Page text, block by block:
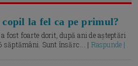
la fel ca pe primul?
fost foarte dorit, după ani de așteptări
săptămâni. Sunt însărc... | Raspunde |